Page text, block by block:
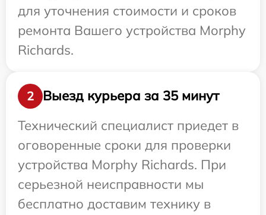
для уточнения стоимости и сроков
ремонта Вашего устройства Morphy
Richards.
2
Выезд курьера за 35 минут
Технический специалист приедет в
оговоренные сроки для проверки
устройства Morphy Richards. При
серьезной неисправности мы
бесплатно доставим технику в